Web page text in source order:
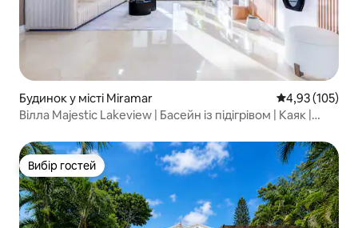
Будинок у місті Miramar Середня
4,93 (105)
Вілла Majestic Lakeview | Басейн із підігрівом | Каяк |
Вибір гостей
Вибір гостей